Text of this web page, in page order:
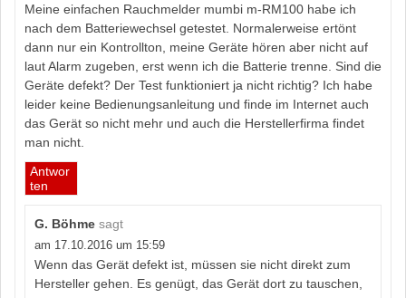
Meine einfachen Rauchmelder mumbi m-RM100 habe ich
nach dem Batteriewechsel getestet. Normalerweise ertönt
dann nur ein Kontrollton, meine Geräte hören aber nicht auf
laut Alarm zugeben, erst wenn ich die Batterie trenne. Sind die
Geräte defekt? Der Test funktioniert ja nicht richtig? Ich habe
leider keine Bedienungsanleitung und finde im Internet auch
das Gerät so nicht mehr und auch die Herstellerfirma findet
man nicht.
Antwor
ten
G. Böhme sagt
am 17.10.2016 um 15:59
Wenn das Gerät defekt ist, müssen sie nicht direkt zum
Hersteller gehen. Es genügt, das Gerät dort zu tauschen,